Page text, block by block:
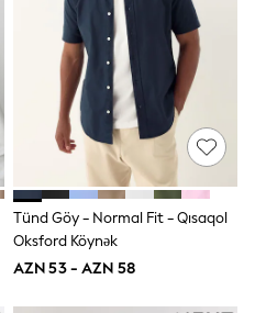
Tünd Göy - Normal Fit - Qısaqol
Oksford Köynək
AZN 53 - AZN 58